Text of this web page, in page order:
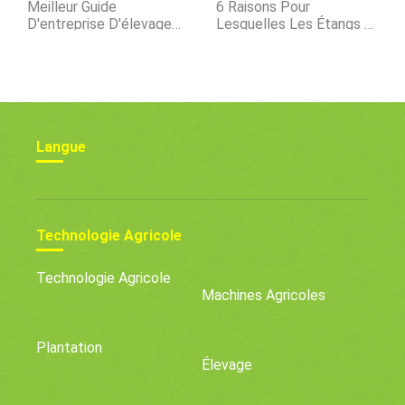
Meilleur Guide
D'entreprise D'élevage
6 Raisons Pour
Lesquelles Les Étangs À
Langue
Technologie Agricole
Technologie Agricole
Machines Agricoles
Plantation
Élevage